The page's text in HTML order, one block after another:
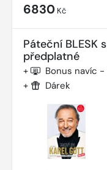
6830 Kč
Páteční BLESK
předplatné
+ Bonus navíc
+ Dárek